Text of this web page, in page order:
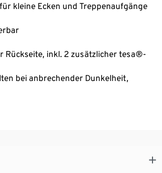
kleine Ecken und Treppenaufgänge
inkl. 2 zusätzlicher tesa®-
bei anbrechender Dunkelheit,